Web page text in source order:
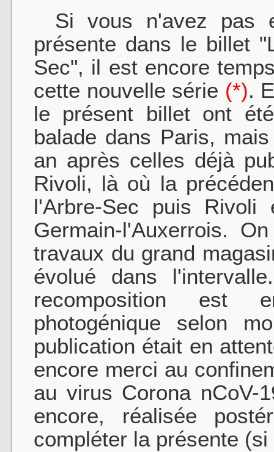
Si vous n'avez pas
présente dans le billet
Sec", il est encore
cette nouvelle série (*).
le présent billet ont
balade dans Paris,
an après celles déjà
Rivoli, là où la
l'Arbre-Sec puis Rivoli
Germain-l'Auxerrois.
travaux du grand
évolué dans
recomposition est
photogénique selon
publication était en
encore merci au
au virus Corona nCoV-
encore, réalisée
compléter la présente